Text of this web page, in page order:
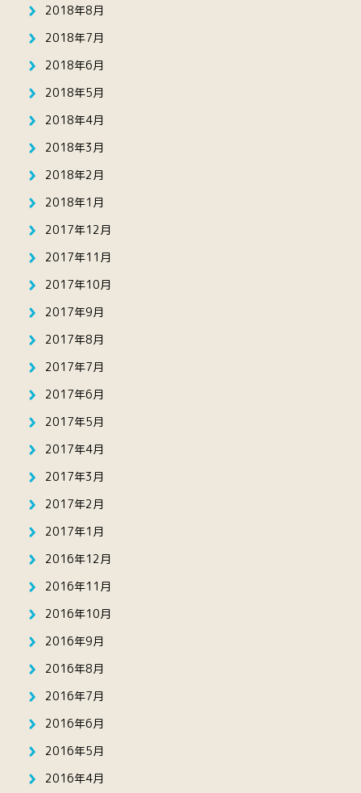
2018年8月
2018年7月
2018年6月
2018年5月
2018年4月
2018年3月
2018年2月
2018年1月
2017年12月
2017年11月
2017年10月
2017年9月
2017年8月
2017年7月
2017年6月
2017年5月
2017年4月
2017年3月
2017年2月
2017年1月
2016年12月
2016年11月
2016年10月
2016年9月
2016年8月
2016年7月
2016年6月
2016年5月
2016年4月